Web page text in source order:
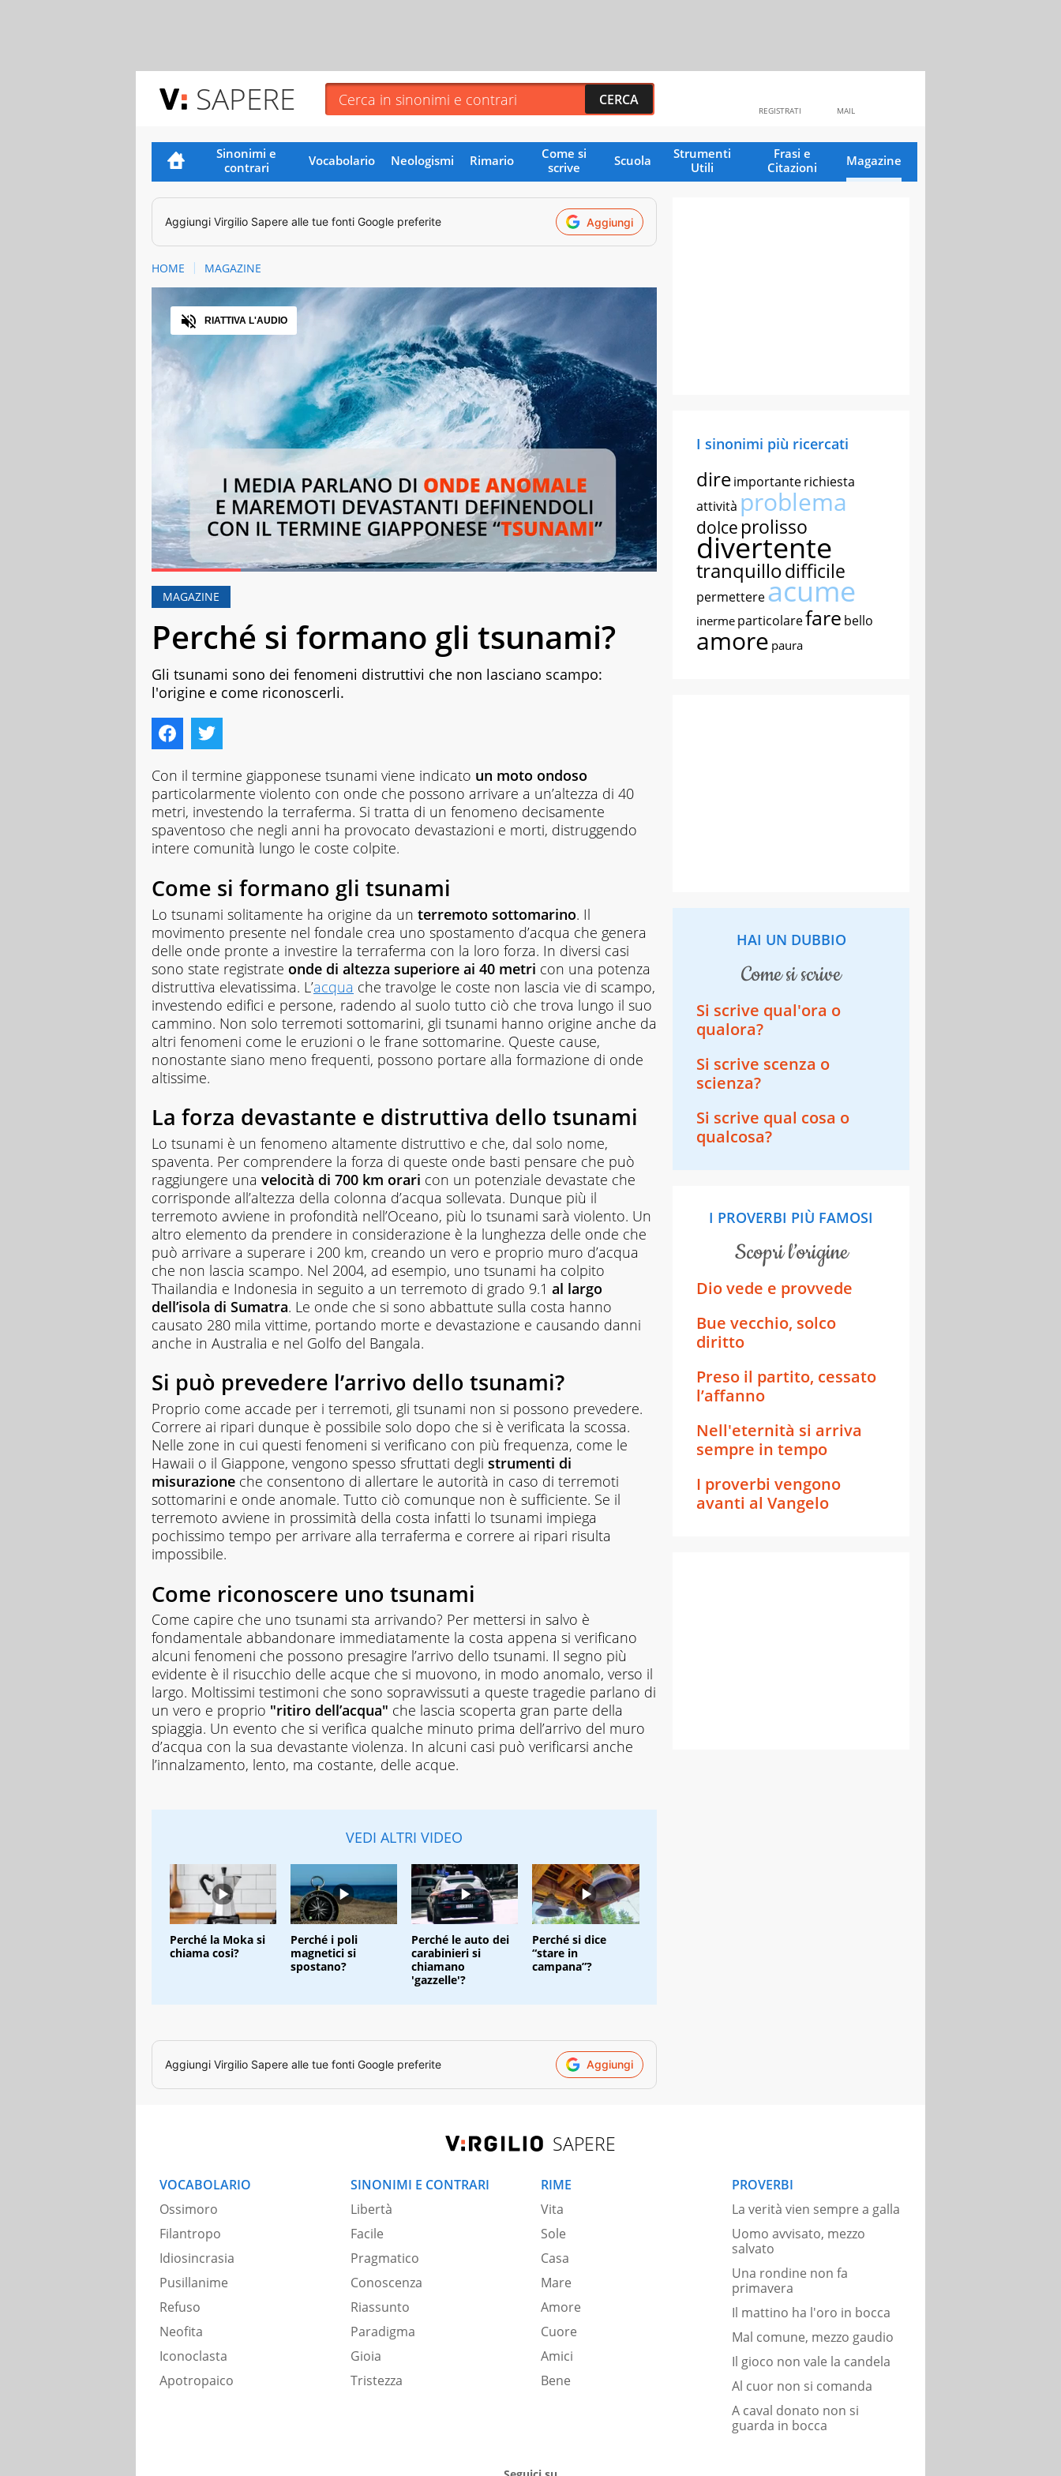
SAPERE MAIL
REGISTRATI
Sinonimi e
contrari
Vocabolario Neologismi Rimario
Come si
scrive
Scuola
Strumenti
Utili
Frasi e
Citazioni
Magazine
Aggiungi Virgilio Sapere alle tue fonti Google preferite Aggiungi
HOME MAGAZINE
PauseUnmuteCurrent Time
0:17
Loaded:70.08%
Audio
RIATTIVA L'AUDIO
MAGAZINE
Perché si formano gli tsunami?
Gli tsunami sono dei fenomeni distruttivi che non lasciano scampo:
l'origine e come riconoscerli.
Con il termine giapponese tsunami viene indicato un moto ondoso
particolarmente violento con onde che possono arrivare a un’altezza di 40
metri, investendo la terraferma. Si tratta di un fenomeno decisamente
spaventoso che negli anni ha provocato devastazioni e morti, distruggendo
intere comunità lungo le coste colpite.
Come si formano gli tsunami
Lo tsunami solitamente ha origine da un terremoto sottomarino. Il
movimento presente nel fondale crea uno spostamento d’acqua che genera
delle onde pronte a investire la terraferma con la loro forza. In diversi casi
sono state registrate onde di altezza superiore ai 40 metri con una potenza
distruttiva elevatissima. L’acqua che travolge le coste non lascia vie di scampo,
investendo edifici e persone, radendo al suolo tutto ciò che trova lungo il suo
cammino. Non solo terremoti sottomarini, gli tsunami hanno origine anche da
altri fenomeni come le eruzioni o le frane sottomarine. Queste cause,
nonostante siano meno frequenti, possono portare alla formazione di onde
altissime.
La forza devastante e distruttiva dello tsunami
Lo tsunami è un fenomeno altamente distruttivo e che, dal solo nome,
spaventa. Per comprendere la forza di queste onde basti pensare che può
raggiungere una velocità di 700 km orari con un potenziale devastate che
corrisponde all’altezza della colonna d’acqua sollevata. Dunque più il
terremoto avviene in profondità nell’Oceano, più lo tsunami sarà violento. Un
altro elemento da prendere in considerazione è la lunghezza delle onde che
può arrivare a superare i 200 km, creando un vero e proprio muro d’acqua
che non lascia scampo. Nel 2004, ad esempio, uno tsunami ha colpito
Thailandia e Indonesia in seguito a un terremoto di grado 9.1 al largo
dell’isola di Sumatra. Le onde che si sono abbattute sulla costa hanno
causato 280 mila vittime, portando morte e devastazione e causando danni
anche in Australia e nel Golfo del Bangala.
Si può prevedere l’arrivo dello tsunami?
Proprio come accade per i terremoti, gli tsunami non si possono prevedere.
Correre ai ripari dunque è possibile solo dopo che si è verificata la scossa.
Nelle zone in cui questi fenomeni si verificano con più frequenza, come le
Hawaii o il Giappone, vengono spesso sfruttati degli strumenti di
misurazione che consentono di allertare le autorità in caso di terremoti
sottomarini e onde anomale. Tutto ciò comunque non è sufficiente. Se il
terremoto avviene in prossimità della costa infatti lo tsunami impiega
pochissimo tempo per arrivare alla terraferma e correre ai ripari risulta
impossibile.
Come riconoscere uno tsunami
Come capire che uno tsunami sta arrivando? Per mettersi in salvo è
fondamentale abbandonare immediatamente la costa appena si verificano
alcuni fenomeni che possono presagire l’arrivo dello tsunami. Il segno più
evidente è il risucchio delle acque che si muovono, in modo anomalo, verso il
largo. Moltissimi testimoni che sono sopravvissuti a queste tragedie parlano di
un vero e proprio "ritiro dell’acqua" che lascia scoperta gran parte della
spiaggia. Un evento che si verifica qualche minuto prima dell’arrivo del muro
d’acqua con la sua devastante violenza. In alcuni casi può verificarsi anche
l’innalzamento, lento, ma costante, delle acque.
VEDI ALTRI VIDEO
Perché la Moka si
chiama cosi?
Perché i poli
magnetici si
spostano?
Perché le auto dei
carabinieri si
chiamano
'gazzelle'?
Perché si dice
“stare in
campana”?
Aggiungi Virgilio Sapere alle tue fonti Google preferite Aggiungi
I sinonimi più ricercati
direimportanterichiesta
attività problema
dolce prolisso
divertente
tranquillodifficile
permettereacume
inerme particolarefare bello
amore paura
HAI UN DUBBIO
come si scrive
Si scrive qual'ora o
qualora?
Si scrive scenza o
scienza?
Si scrive qual cosa o
qualcosa?
I PROVERBI PIÙ FAMOSI
scopri l’origine
Dio vede e provvede
Bue vecchio, solco
diritto
Preso il partito, cessato
l’affanno
Nell'eternità si arriva
sempre in tempo
I proverbi vengono
avanti al Vangelo
SAPERE
VOCABOLARIO
Ossimoro
Filantropo
Idiosincrasia
Pusillanime
Refuso
Neofita
Iconoclasta
Apotropaico
SINONIMI E CONTRARI
Libertà
Facile
Pragmatico
Conoscenza
Riassunto
Paradigma
Gioia
Tristezza
RIME
Vita
Sole
Casa
Mare
Amore
Cuore
Amici
Bene
PROVERBI
La verità vien sempre a galla
Uomo avvisato, mezzo
salvato
Una rondine non fa
primavera
Il mattino ha l'oro in bocca
Mal comune, mezzo gaudio
Il gioco non vale la candela
Al cuor non si comanda
A caval donato non si
guarda in bocca